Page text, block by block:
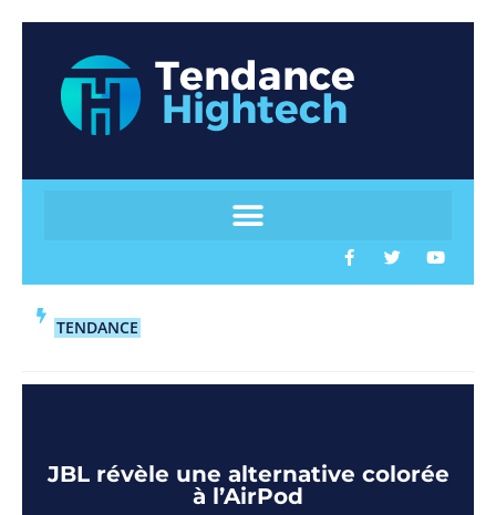
TENDANCE
JBL révèle une alternative colorée
à l’AirPod